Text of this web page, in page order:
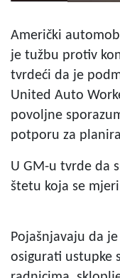
Američki
je tužbu protiv
tvrdeći da je
United Auto
povoljne
potporu za
U GM-u tvrde da
štetu koja se
Pojašnjavaju da
osigurati ustupke